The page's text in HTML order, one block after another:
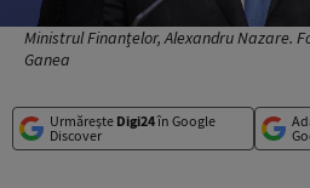
Ministrul Finanțelor, Alexandru Nazare.
Ganea
Urmărește Digi24în Google
Discover